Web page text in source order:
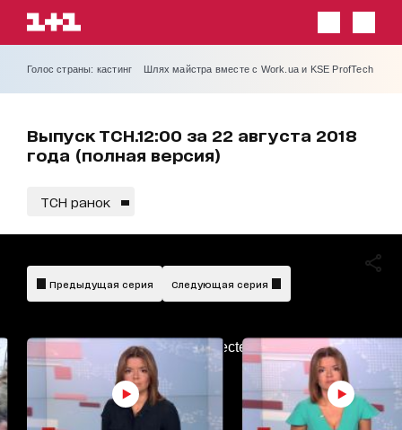
Голос страны: кастинг Шлях майстра вместе с Work.ua и KSE ProfTech
Выпуск ТСН.12:00 за 22 августа 2018
года (полная версия)
ТСН ранок
AdBlockDetected!
Предыдущая серия Следующая серия